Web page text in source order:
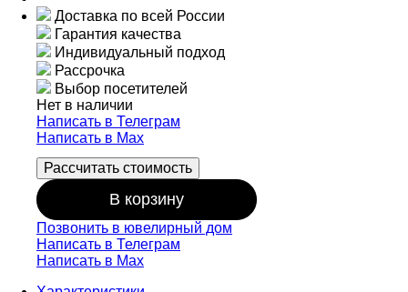
Доставка по всей России
Гарантия качества
Индивидуальный подход
Рассрочка
Выбор посетителей
Нет в наличии
Написать в Телеграм
Написать в Мах
Рассчитать стоимость
В корзину
Позвонить в ювелирный дом
Написать в Телеграм
Написать в Мах